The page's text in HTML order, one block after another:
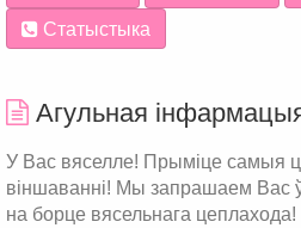
Статыстыка
Агульная
У Вас вяселле! Прыміце самыя
віншаванні! Мы запрашаем Вас
на борце вясельнага цеплахода!